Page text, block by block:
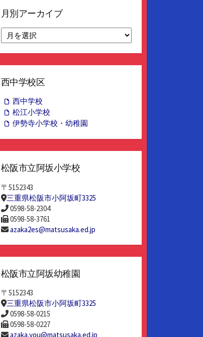
月別アーカイブ
別
ア
ー
イ
西中学校区
西中学校
松江小学校
伊勢寺小学校・幼稚園
松阪市立阿坂小学校
〒5152343
三重県松阪市小阿坂町3325
0598-58-2304
0598-58-3761
azaka2es@matsusaka.ed.jp
松阪市立阿坂幼稚園
〒5152343
三重県松阪市小阿坂町3325
0598-58-0215
0598-58-0227
azaka.you@matsusaka.ed.jp